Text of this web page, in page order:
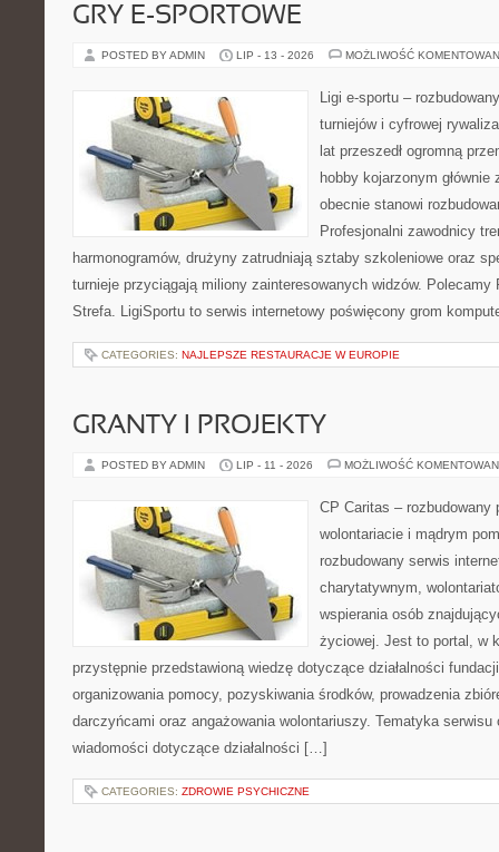
GRY E-SPORTOWE
POSTED BY ADMIN LIP - 13 - 2026 MOŻLIWOŚĆ
Ligi e-sportu –
turniejów i cyfrowej
lat przeszedł ogromną
hobby kojarzonym
obecnie stanowi
Profesjonalni zawodnicy
harmonogramów, drużyny zatrudniają sztaby szkoleniowe oraz
turnieje przyciągają miliony zainteresowanych widzów.
Strefa. LigiSportu to serwis internetowy poświęcony grom
CATEGORIES: NAJLEPSZE RESTAURACJE W EUROPIE
GRANTY I PROJEKTY
POSTED BY ADMIN LIP - 11 - 2026 MOŻLIWOŚĆ
CP Caritas – rozbudowany
wolontariacie i mądrym
rozbudowany serwis
charytatywnym,
wspierania osób
życiowej. Jest to portal, w
przystępnie przedstawioną wiedzę dotyczące działalności
organizowania pomocy, pozyskiwania środków, prowadzenia
darczyńcami oraz angażowania wolontariuszy. Tematyka
wiadomości dotyczące działalności […]
CATEGORIES: ZDROWIE PSYCHICZNE